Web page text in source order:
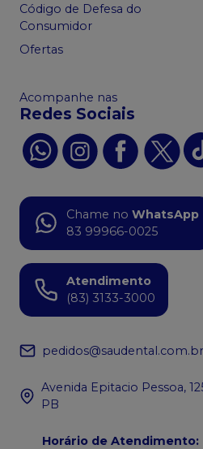
Código de Defesa do
Consumidor
Ofertas
Acompanhe nas
Redes Sociais
Chame no WhatsApp
83 99966-0025
Atendimento
(83) 3133-3000
pedidos@saudental.com.br
Avenida Epitacio Pessoa,
PB
Horário de Atendimento: